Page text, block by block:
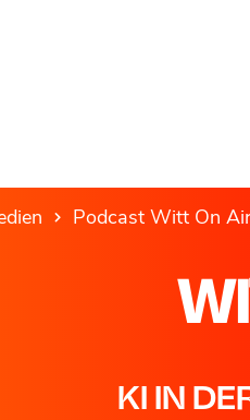
Podcast Witt On Air
KI IN